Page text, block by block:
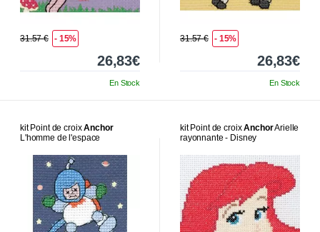
31.57 € - 15%
26,83€
En Stock
31.57 € - 15%
26,83€
En Stock
kit Point de croixAnchor
L'homme de l'espace
kit Point de croixAnchorArielle
rayonnante - Disney